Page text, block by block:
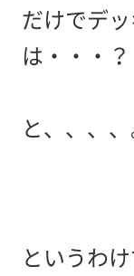
だけでデ
は・・・？
と、、、、
というわ